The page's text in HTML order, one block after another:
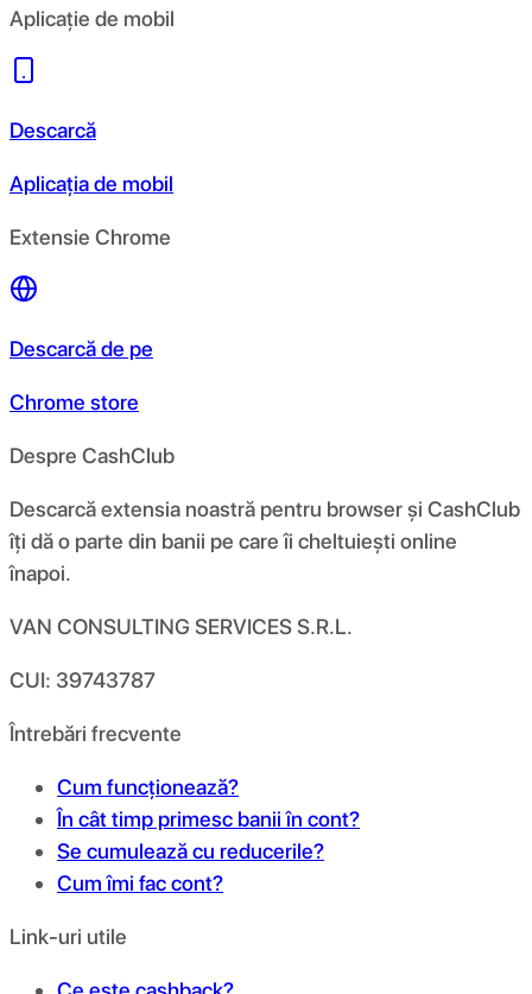
Aplicație de mobil
Descarcă
Aplicația de mobil
Extensie Chrome
Descarcă de pe
Chrome store
Despre CashClub
Descarcă extensia noastră pentru browser și CashClub
îți dă o parte din banii pe care îi cheltuiești online
înapoi.
VAN CONSULTING SERVICES S.R.L.
CUI: 39743787
Întrebări frecvente
Cum funcționează?
În cât timp primesc banii în cont?
Se cumulează cu reducerile?
Cum îmi fac cont?
Link-uri utile